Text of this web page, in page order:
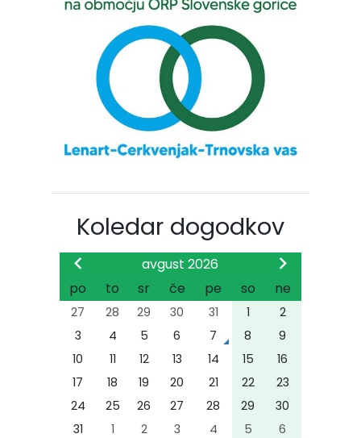
Koledar dogodkov
avgust 2026
po
to sr če pe so ne
27 28 29 30 31 1
2
3
4 5 6 7 8
9
10
11 12 13 14 15
16
17
18 19 20 21 22
23
24
25 26 27 28 29
30
31
1 2 3 4 5 6